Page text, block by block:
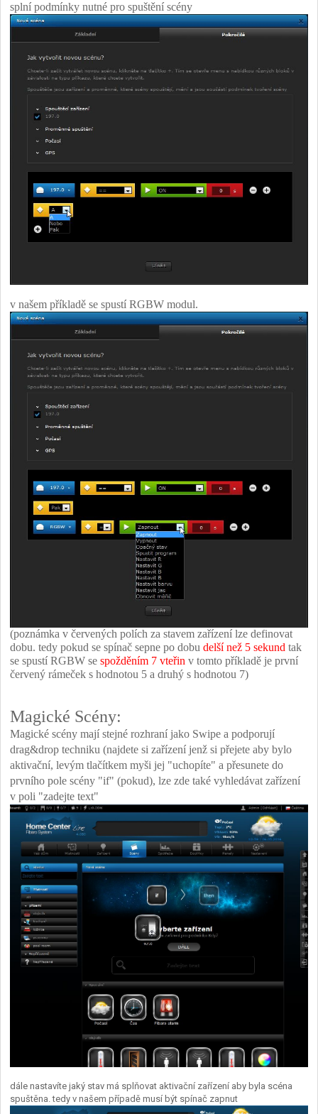
splní podmínky nutné pro spuštění scény
v našem příkladě se spustí RGBW modul.
(poznámka v červených polích za stavem zařízení lze definovat
dobu. tedy pokud se spínač sepne po dobu delší než 5 sekund tak
se spustí RGBW se spožděním 7 vteřin v tomto příkladě je první
červený rámeček s hodnotou 5 a druhý s hodnotou 7)
Magické Scény:
Magické scény mají stejné rozhraní jako Swipe a podporují
drag&drop techniku (najdete si zařízení jenž si přejete aby bylo
aktivační, levým tlačítkem myši jej "uchopíte" a přesunete do
prvního pole scény "if" (pokud), lze zde také vyhledávat zařízení
v poli "zadejte text"
dále nastavíte jaký stav má splňovat aktivační zařízení aby byla scéna
spuštěna. tedy v našem případě musí být spínač zapnut